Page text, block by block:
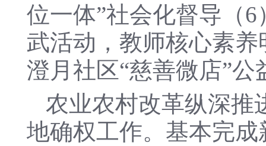
位一体”社会化督导（
武活动，教师核心素
澄月社区“慈善微店”公
农业农村改革纵深推
地确权工作。基本完